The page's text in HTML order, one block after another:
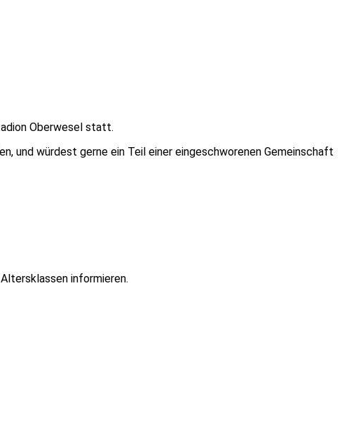
Oberwesel statt.
und würdest gerne ein Teil einer eingeschworenen Gemeinschaft
informieren.